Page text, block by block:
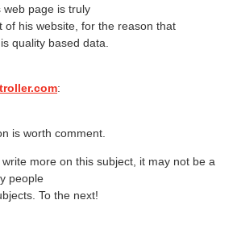
web page is truly
of his website, for the reason that
quality based data.
:
is worth comment.
more on this subject, it may not be a
people
To the next!